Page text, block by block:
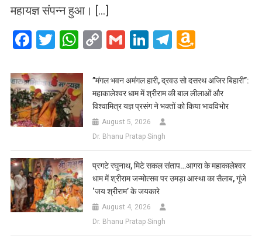
महायज्ञ संपन्न हुआ। […]
Facebook
Twitter
WhatsApp
CopyGmailLinkedIn
Telegram
List
​”मंगल भवन अमंगल हारी, द्रवउ सो दसरथ अजिर बिहारी”:
महाकालेश्वर धाम में श्रीराम की बाल लीलाओं और
विश्वामित्र यज्ञ प्रसंग ने भक्तों को किया भावविभोर
August 5, 2026
Dr. Bhanu Pratap Singh
प्रगटे रघुनाथ, मिटे सकल संताप…आगरा के महाकालेश्वर
धाम में श्रीराम जन्मोत्सव पर उमड़ा आस्था का सैलाब, गूंजे
‘जय श्रीराम’ के जयकारे
August 4, 2026
Dr. Bhanu Pratap Singh